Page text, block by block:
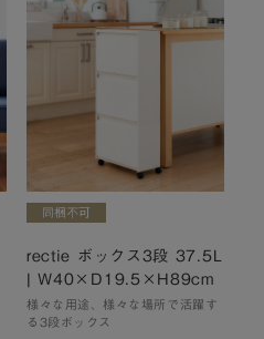
rectie ボックス3段 37.5L
| W40×D19.5×H89cm
様々な用途、様々な場所で活躍す
る3段ボックス